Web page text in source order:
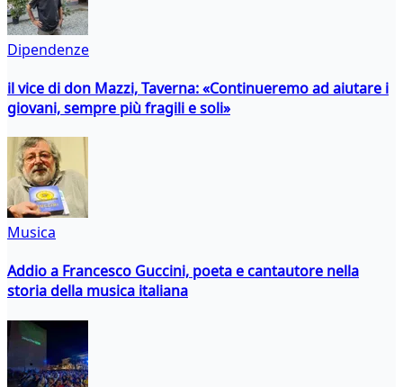
Dipendenze
il vice di don Mazzi, Taverna: «Continueremo ad aiutare i
giovani, sempre più fragili e soli»
Musica
Addio a Francesco Guccini, poeta e cantautore nella
storia della musica italiana